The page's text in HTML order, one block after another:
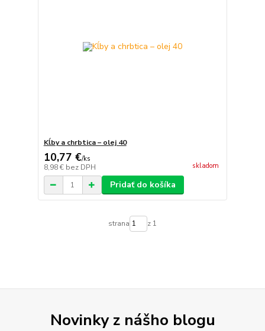
Kĺby a chrbtica – olej 40
10,77 €/ks
8,98 € bez DPH skladom
Pridať do košíka
strana z 1
Novinky z nášho blogu